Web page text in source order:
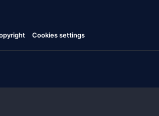
Cookies settings